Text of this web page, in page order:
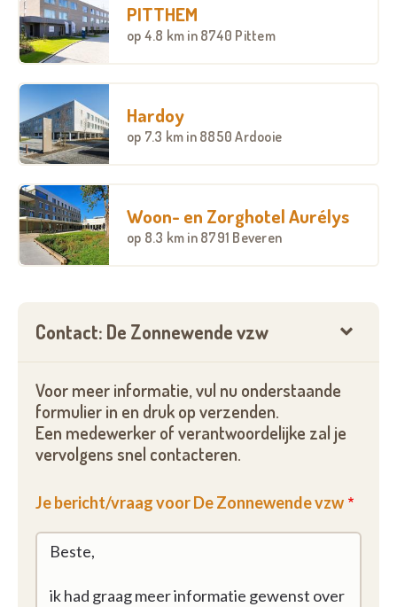
PITTHEM
op 4.8 km in 8740 Pittem
Hardoy
op 7.3 km in 8850 Ardooie
Woon- en Zorghotel Aurélys
op 8.3 km in 8791 Beveren
Contact: De Zonnewende vzw
Voor meer informatie, vul nu onderstaande
formulier in en druk op verzenden.
Een medewerker of verantwoordelijke zal je
vervolgens snel contacteren.
Je bericht/vraag voor De Zonnewende vzw